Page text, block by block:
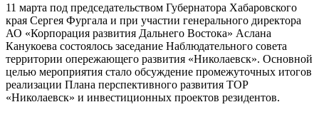
11 марта под председательством Губернатора Хабаровского
края Сергея Фургала и при участии генерального директора
АО «Корпорация развития Дальнего Востока» Аслана
Канукоева состоялось заседание Наблюдательного совета
территории опережающего развития «Николаевск». Основной
целью мероприятия стало обсуждение промежуточных итогов
реализации Плана перспективного развития ТОР
«Николаевск» и инвестиционных проектов резидентов.